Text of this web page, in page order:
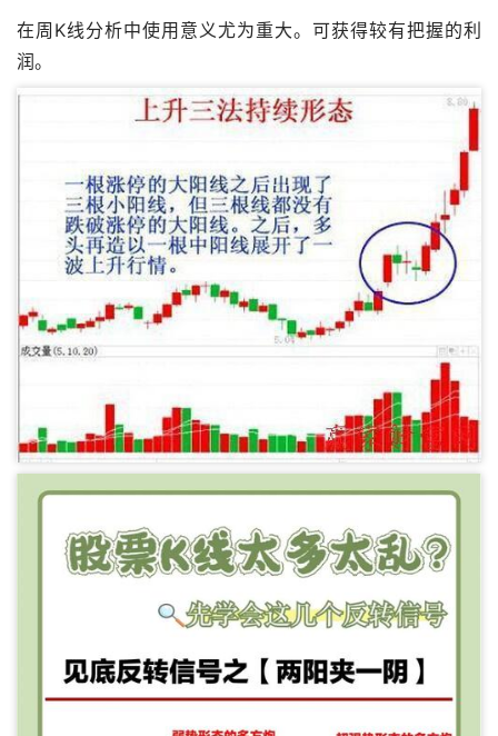
在周K线分析中使用意义尤为重大。可获得较有把握的利
润。